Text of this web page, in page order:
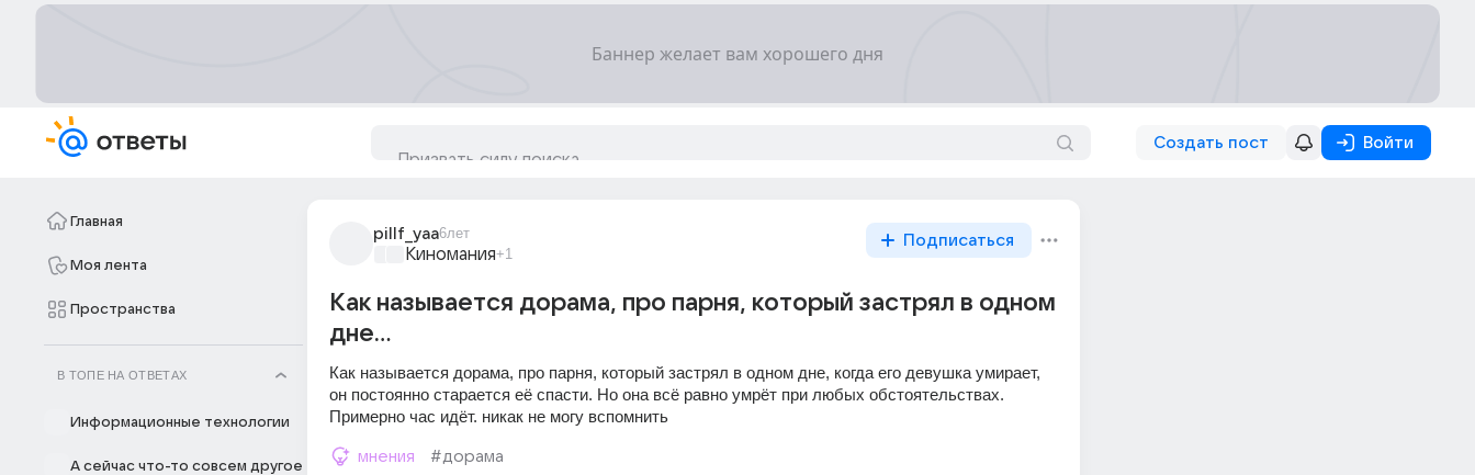
Создать пост Войти
Главная
Моя лента
Пространства
В ТОПЕ НА ОТВЕТАХ
Информационные технологии
А сейчас что-то совсем другое
pillf_yaa6лет
Киномания+1
Подписаться
Как называется дорама, про парня, который застрял в одном
дне...
Как называется дорама, про парня, который застрял в одном дне, когда его девушка умирает,
он постоянно старается её спасти. Но она всё равно умрёт при любых обстоятельствах.
Примерно час идёт. никак не могу вспомнить
мнения #дорама